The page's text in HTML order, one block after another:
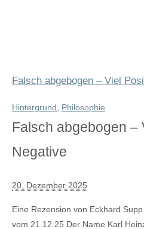
Falsch abgebogen – Viel
Hintergrund Philosophie
Falsch abgebogen –
Negative
20. Dezember 2025
Eine Rezension von Eckhard
vom 21.12.25 Der Name Karl